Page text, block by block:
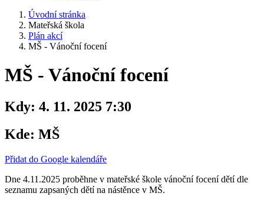
Úvodní stránka
Mateřská škola
Plán akcí
MŠ - Vánoční focení
MŠ - Vánoční focení
Kdy: 4. 11. 2025 7:30
Kde: MŠ
Přidat do Google kalendáře
Dne 4.11.2025 proběhne v mateřské škole vánoční focení dětí dle
seznamu zapsaných dětí na nástěnce v MŠ.